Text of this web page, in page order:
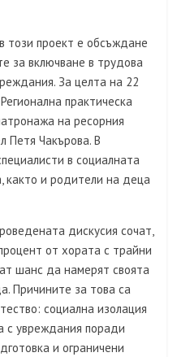
този проект е обсъждане
за включване в трудова
За целта на 22
практическа
на ресорния
Петя Чакърова. В
в социалната
както и родители на деца
дискусия сочат,
от хората с трайни
шанс да намерят своята
Причините за това са
социална изолация
с увреждания поради
и ограничени